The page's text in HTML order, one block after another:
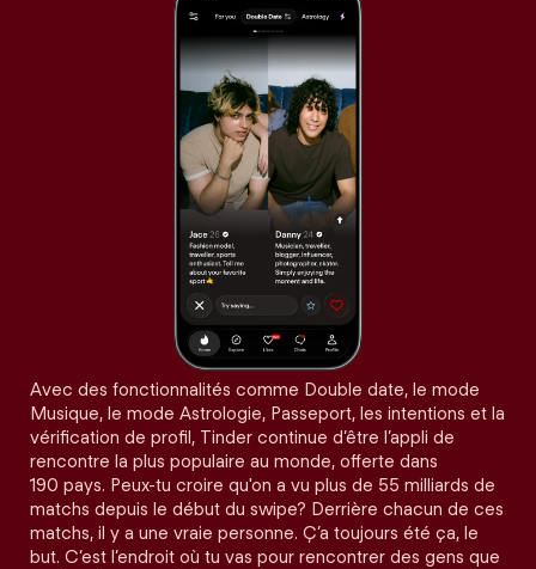
Avec des fonctionnalités comme Double date, le mode
Musique, le mode Astrologie, Passeport, les intentions et la
vérification de profil, Tinder continue d’être l’appli de
rencontre la plus populaire au monde, offerte dans
190 pays. Peux-tu croire qu'on a vu plus de 55 milliards de
matchs depuis le début du swipe? Derrière chacun de ces
matchs, il y a une vraie personne. Ç’a toujours été ça, le
but. C’est l’endroit où tu vas pour rencontrer des gens que